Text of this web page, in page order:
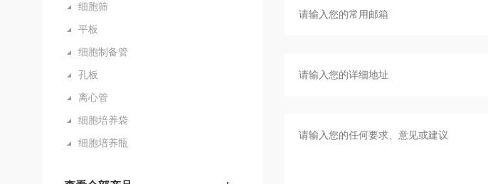
细胞筛
平板
细胞制备管
孔板
离心管
细胞培养袋
细胞培养瓶